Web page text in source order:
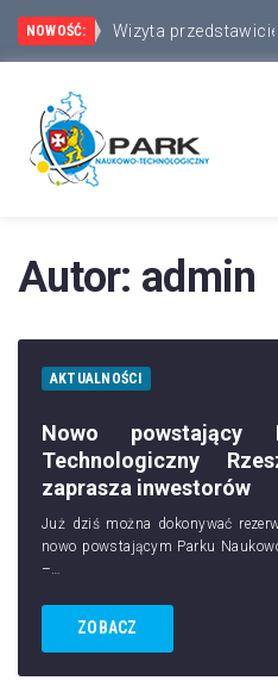
NOWOŚĆ: Wizyta
Park Naukowo-
Autor: admin
AKTUALNOŚCI
Nowo powstający
Technologiczny
zaprasza inwestorów
Już dziś można dokonywać
nowo powstającym Parku
–…
ZOBACZ